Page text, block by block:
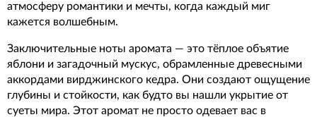
атмосферу романтики и мечты, когда каждый миг
кажется волшебным.
Заключительные ноты аромата — это тёплое объятие
яблони и загадочный мускус, обрамленные древесными
аккордами вирджинского кедра. Они создают ощущение
глубины и стойкости, как будто вы нашли укрытие от
суеты мира. Этот аромат не просто одевает вас в